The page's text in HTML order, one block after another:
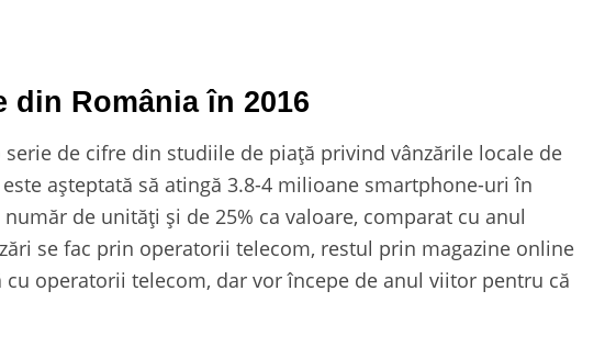
din România în 2016
de cifre din studiile de piață privind vânzările locale de
așteptată să atingă 3.8-4 milioane smartphone-uri în
număr de unități și de 25% ca valoare, comparat cu anul
se fac prin operatorii telecom, restul prin magazine online
cu operatorii telecom, dar vor începe de anul viitor pentru că